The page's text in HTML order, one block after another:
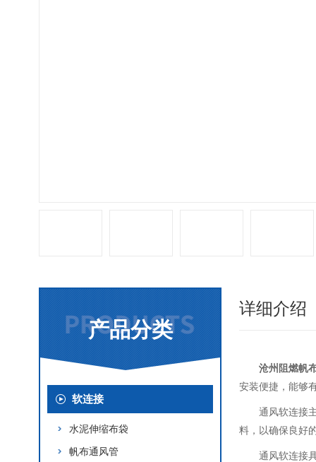
产品分类
软连接
水泥伸缩布袋
帆布通风管
详细介绍
沧州阻燃帆
安装便捷，能够
通风软连接
料，以确保良好
通风软连接